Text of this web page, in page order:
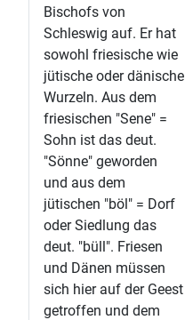
Bischofs von
Schleswig auf. Er hat
sowohl friesische wie
jütische oder dänische
Wurzeln. Aus dem
friesischen "Sene" =
Sohn ist das deut.
"Sönne" geworden
und aus dem
jütischen "böl" = Dorf
oder Siedlung das
deut. "büll". Friesen
und Dänen müssen
sich hier auf der Geest
getroffen und dem